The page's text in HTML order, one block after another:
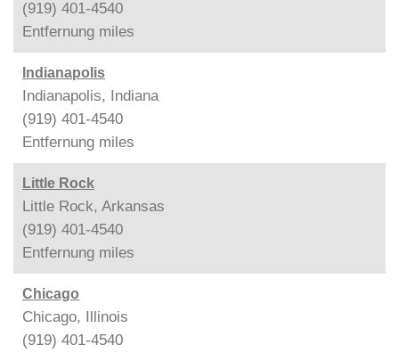
(919) 401-4540
Entfernung miles
Indianapolis
Indianapolis, Indiana
(919) 401-4540
Entfernung miles
Little Rock
Little Rock, Arkansas
(919) 401-4540
Entfernung miles
Chicago
Chicago, Illinois
(919) 401-4540